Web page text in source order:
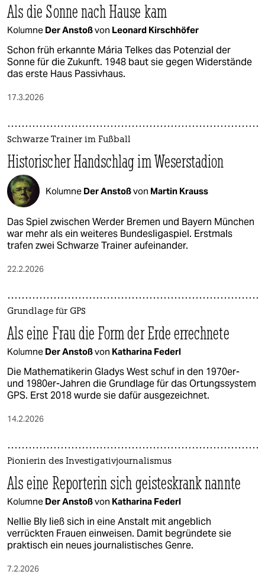
Als die Sonne nach Hause kam
Kolumne Der Anstoßvon Leonard Kirschhöfer
Schon früh erkannte Mária Telkes das Potenzial der
Sonne für die Zukunft. 1948 baut sie gegen Widerstände
das erste Haus Passivhaus.
17.3.2026
Schwarze Trainer im Fußball
Historischer Handschlag im Weserstadion
Kolumne Der Anstoßvon Martin Krauss
Das Spiel zwischen Werder Bremen und Bayern München
war mehr als ein weiteres Bundesligaspiel. Erstmals
trafen zwei Schwarze Trainer aufeinander.
22.2.2026
Grundlage für GPS
Als eine Frau die Form der Erde errechnete
Kolumne Der Anstoßvon Katharina Federl
Die Mathematikerin Gladys West schuf in den 1970er-
und 1980er-Jahren die Grundlage für das Ortungssystem
GPS. Erst 2018 wurde sie dafür ausgezeichnet.
14.2.2026
Pionierin des Investigativjournalismus
Als eine Reporterin sich geisteskrank nannte
Kolumne Der Anstoßvon Katharina Federl
Nellie Bly ließ sich in eine Anstalt mit angeblich
verrückten Frauen einweisen. Damit begründete sie
praktisch ein neues journalistisches Genre.
7.2.2026